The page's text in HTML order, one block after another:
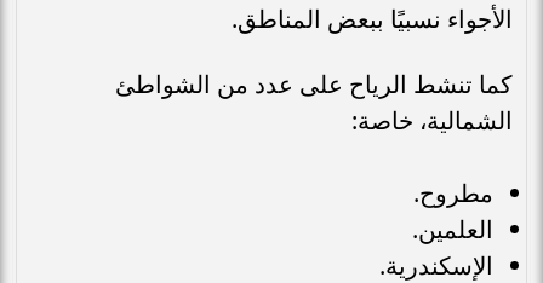
الأجواء نسبيًا ببعض المناطق.
كما تنشط الرياح على عدد من الشواطئ
الشمالية، خاصة:
مطروح.
العلمين.
الإسكندرية.